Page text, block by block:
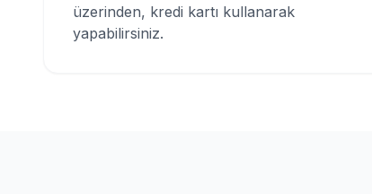
üzerinden, kredi kartı kullanarak
yapabilirsiniz.